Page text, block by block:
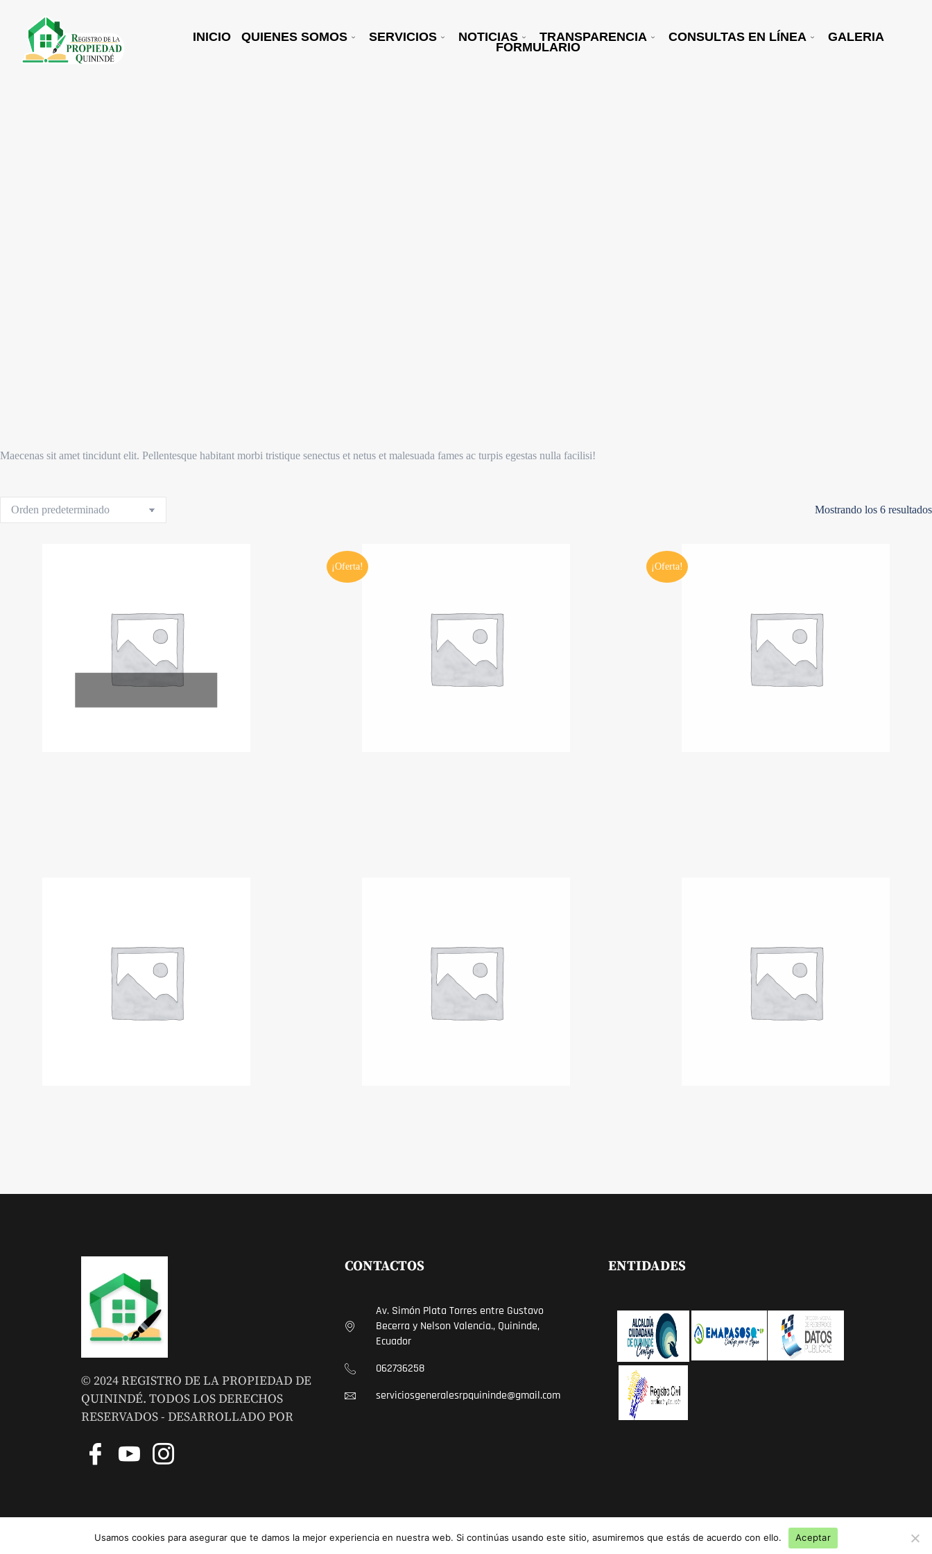
INICIO QUIENES SOMOS SERVICIOS NOTICIAS TRANSPARENCIA CONSULTAS EN LÍNEA GALERIA
FORMULARIO
Maecenas sit amet tincidunt elit. Pellentesque habitant morbi tristique senectus et netus et malesuada fames ac turpis egestas nulla facilisi!
Mostrando los 6 resultados
¡Oferta! ¡Oferta!
© 2024 REGISTRO DE LA PROPIEDAD DE
QUININDÉ. TODOS LOS DERECHOS
RESERVADOS - DESARROLLADO POR
CONTACTOS
Av. Simón Plata Torres entre Gustavo
Becerra y Nelson Valencia., Quininde,
Ecuador
062736258
serviciosgeneralesrpquininde@gmail.com
ENTIDADES
Usamos cookies para asegurar que te damos la mejor experiencia en nuestra web. Si continúas usando este sitio, asumiremos que estás de acuerdo con ello. Aceptar